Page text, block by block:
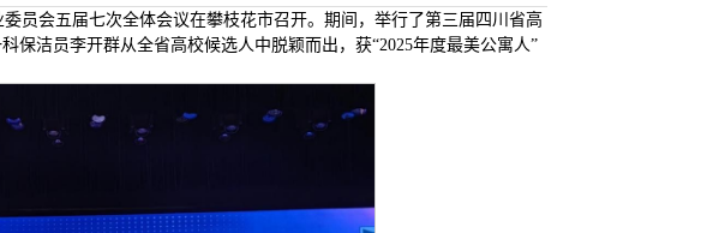
员会五届七次全体会议在攀枝花市召开。期间，举行了第三届四川省高
保洁员李开群从全省高校候选人中脱颖而出，获“2025年度最美公寓人”